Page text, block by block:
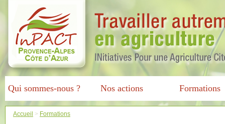
Qui sommes-nous ? Nos actions Formations
Accueil > Formations